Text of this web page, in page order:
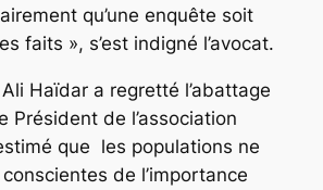
qu’une enquête soit
faits », s’est indigné l’avocat.
Haïdar a regretté l’abattage
Président de l’association
que les populations ne
de l’importance